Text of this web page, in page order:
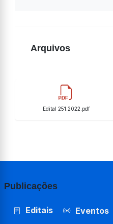
Arquivos
Edital 251.2022.pdf
Publicações
Editais Eventos